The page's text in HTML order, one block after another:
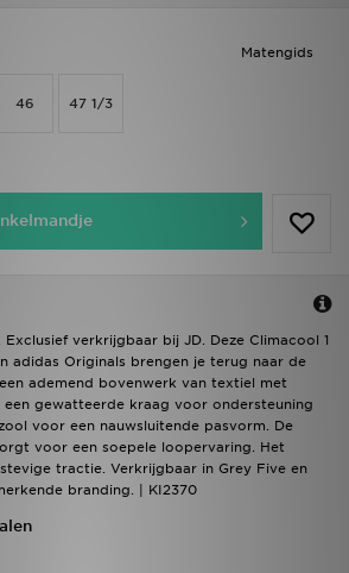
Matengids
46 47 1/3
verkrijgbaar bij JD. Deze Climacool 1
adidas Originals brengen je terug naar de
ademend bovenwerk van textiel met
een gewatteerde kraag voor ondersteuning
voor een nauwsluitende pasvorm. De
voor een soepele loopervaring. Het
tractie. Verkrijgbaar in Grey Five en
branding. | KI2370